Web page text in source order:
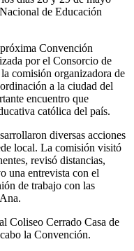
de Educación
Convención
por el Consorcio de
comisión organizadora de
a la ciudad del
encuentro que
católica del país.
diversas acciones
local. La comisión visitó
revisó distancias,
una entrevista con el
de trabajo con las
Coliseo Cerrado Casa de
la Convención.